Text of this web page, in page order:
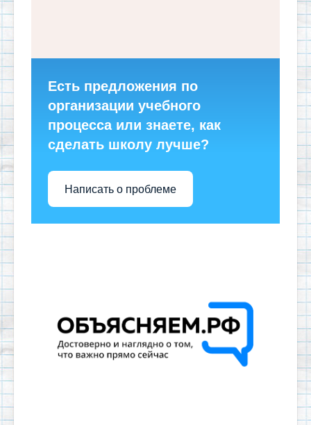
Есть предложения по
организации учебного
процесса или знаете, как
сделать школу лучше?
Написать о проблеме